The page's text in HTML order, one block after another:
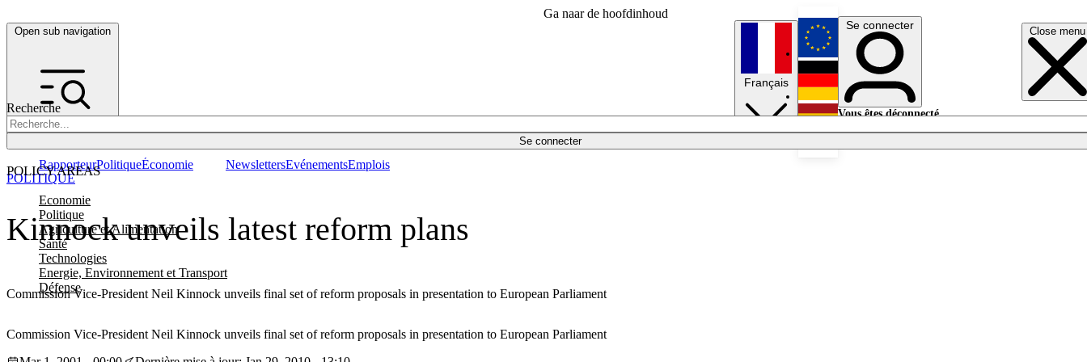
Ga naar de hoofdinhoud
Open sub navigation Close menu
Recherche
Se connecter
POLICY AREAS
Economie
Politique
Agriculture et Alimentation
Santé
Technologies
Energie, Environnement et Transport
Défense
RapporteurPolitiqueÉconomie NewslettersEvénementsEmplois
Français
English
Deutsch
Se connecter
Vous êtes déconnecté.
Kinnock unveils latest reform plans
Commission Vice-President Neil Kinnock unveils final set of reform proposals in presentation to European Parliament
POLITIQUE
Commission Vice-President Neil Kinnock unveils final set of reform proposals in presentation to European Parliament